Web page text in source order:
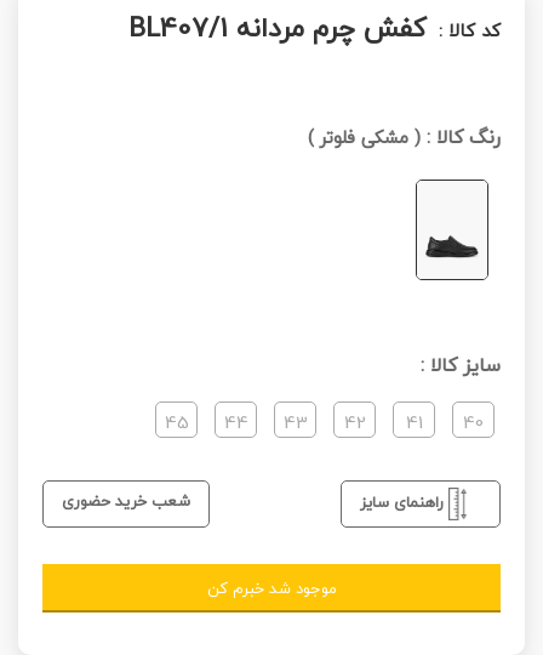
کد کالا : کفش چرم مردانه BL407/1
رنگ کالا :(مشکی فلوتر )
سایز کالا :
40
41
42
43
44
45
راهنمای سایز شعب خرید حضوری
موجود شد خبرم کن